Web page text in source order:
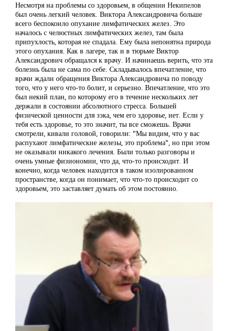
Несмотря на проблемы со здоровьем, в общении Некипелов
был очень легкий человек. Виктора Александровича больше
всего беспокоило опухание лимфатических желез. Это
началось с челюстных лимфатических желез, там была
припухлость, которая не спадала. Ему была непонятна природа
этого опухания. Как в лагере, так и в тюрьме Виктор
Александрович обращался к врачу. И начинаешь верить, что эта
болезнь была не сама по себе. Складывалось впечатление, что
врачи ждали обращения Виктора Александровича по поводу
того, что у него что-то болит, и серьезно. Впечатление, что это
был некий план, по которому его в течение нескольких лет
держали в состоянии абсолютного стресса. Большей
физической ценности для зэка, чем его здоровье, нет. Если у
тебя есть здоровье, то это значит, ты все сможешь. Врачи
смотрели, кивали головой, говорили: "Мы видим, что у вас
распухают лимфатические железы, это проблема", но при этом
не оказывали никакого лечения. Были только разговоры и
очень умные физиономии, что да, что-то происходит. И
конечно, когда человек находится в таком изолированном
пространстве, когда он понимает, что что-то происходит со
здоровьем, это заставляет думать об этом постоянно.